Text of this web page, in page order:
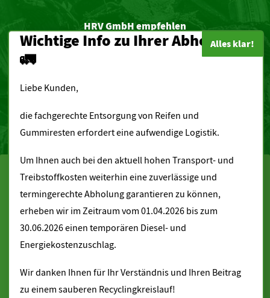
Wir verwenden Cookies, um Ihre Website und unseren Service zu optimieren.
Alle Cookies
Einstellungen anzeigen
HRV GmbH empfehlen
Gemeinde Minsleben
Kurzmenü
Startseite
Jobs und Ausbildung
Barrierefreiheit
Datenschutz
Wichtige Info zu Ihrer Abholung
🚛
Liebe Kunden,
die fachgerechte Entsorgung von Reifen und
Gummiresten erfordert eine aufwendige Logistik.
Um Ihnen auch bei den aktuell hohen Transport- und
Treibstoffkosten weiterhin eine zuverlässige und
termingerechte Abholung garantieren zu können,
erheben wir im Zeitraum vom 01.04.2026 bis zum
30.06.2026 einen temporären Diesel- und
Energiekostenzuschlag.
Wir danken Ihnen für Ihr Verständnis und Ihren Beitrag
zu einem sauberen Recyclingkreislauf!